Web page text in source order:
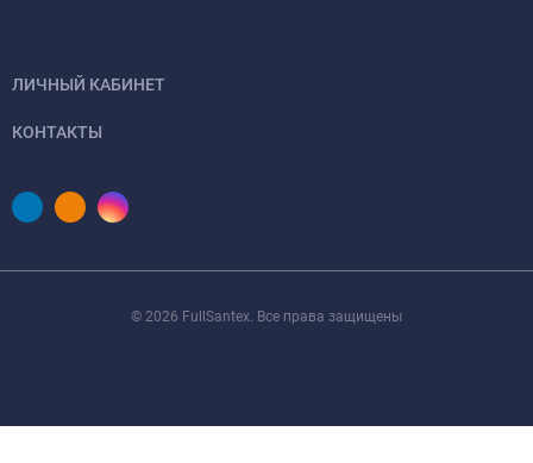
ЛИЧНЫЙ КАБИНЕТ
КОНТАКТЫ
© 2026 FullSantex. Все права защищены